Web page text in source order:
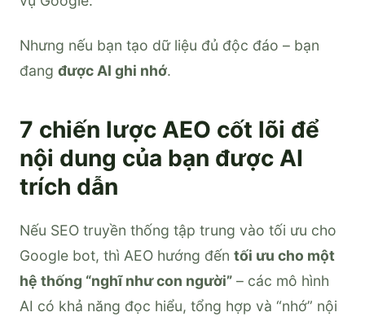
Nhưng nếu bạn tạo dữ liệu đủ độc đáo – bạn
đang được AI ghi nhớ.
7 chiến lược AEO cốt lõi để
nội dung của bạn được AI
trích dẫn
Nếu SEO truyền thống tập trung vào tối ưu cho
Google bot, thì AEO hướng đến tối ưu cho một
hệ thống “nghĩ như con người” – các mô hình
AI có khả năng đọc hiểu, tổng hợp và “nhớ” nội